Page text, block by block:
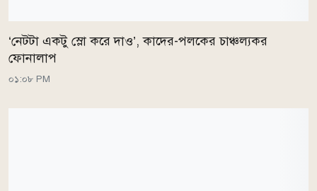
‘নেটটা একটু স্লো করে দাও’, কাদের-পলকের চাঞ্চল্যকর
ফোনালাপ
০১:০৮ PM